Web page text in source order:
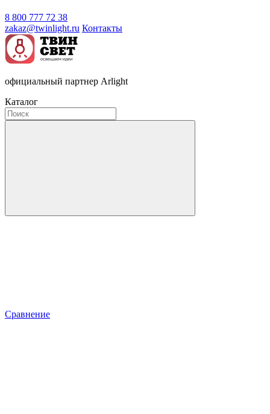
8 800 777 72 38
zakaz@twinlight.ru Контакты
официальный партнер Arlight
Каталог
Сравнение